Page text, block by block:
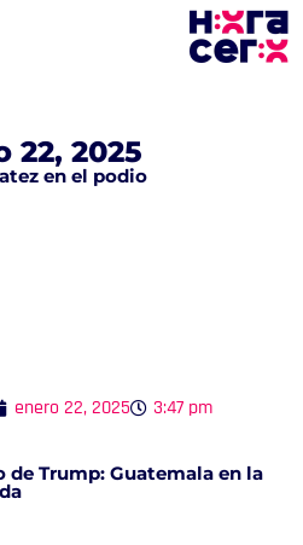
22, 2025
en el podio
enero 22, 2025 3:47 pm
de Trump: Guatemala en la